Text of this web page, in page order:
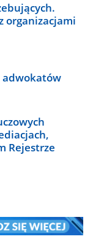
organizacjami
adwokatów
Rejestrze